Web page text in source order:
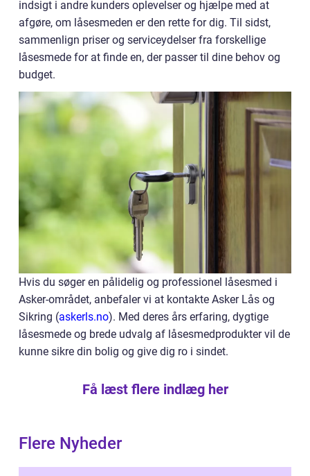
indsigt i andre kunders oplevelser og hjælpe med at
afgøre, om låsesmeden er den rette for dig. Til sidst,
sammenlign priser og serviceydelser fra forskellige
låsesmede for at finde en, der passer til dine behov og
budget.
Hvis du søger en pålidelig og professionel låsesmed i
Asker-området, anbefaler vi at kontakte Asker Lås og
Sikring (askerls.no). Med deres års erfaring, dygtige
låsesmede og brede udvalg af låsesmedprodukter vil de
kunne sikre din bolig og give dig ro i sindet.
Få læst flere indlæg her
Flere Nyheder